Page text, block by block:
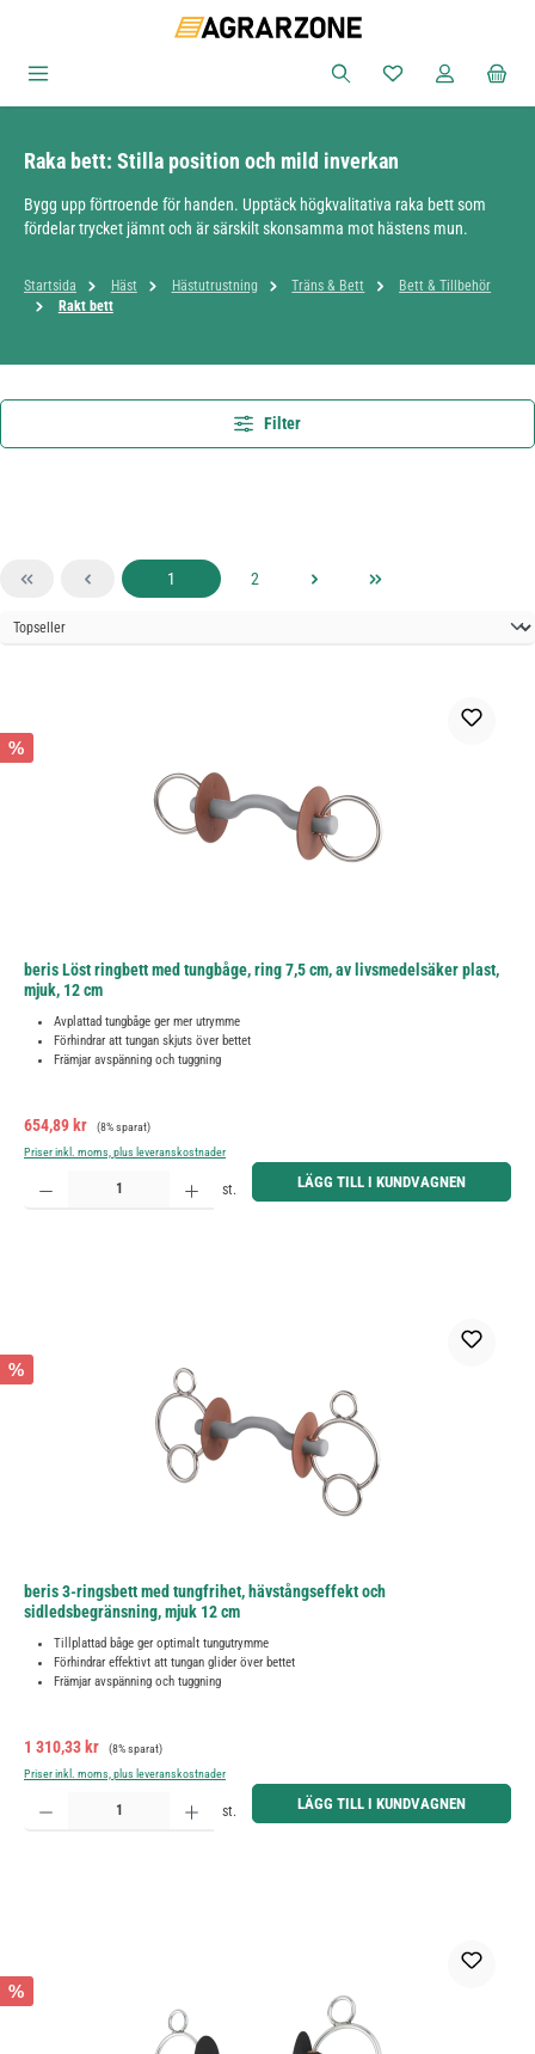
Du har 0 objekt i
Raka bett: Stilla position och mild inverkan
Bygg upp förtroende för handen. Upptäck högkvalitativa raka bett som
fördelar trycket jämnt och är särskilt skonsamma mot hästens mun.
Startsida Häst Hästutrustning Träns & Bett
Bett & Tillbehör
Rakt bett
Filter
Sida
1 Sida
2
%
beris Löst ringbett med tungbåge, ring 7,5 cm, av livsmedelsäker plast,
mjuk, 12 cm
Avplattad tungbåge ger mer utrymme
Förhindrar att tungan skjuts över bettet
Främjar avspänning och tuggning
Försäljningspris:
654,89 kr Ordinarie pris:
(8% sparat)
Priser inkl. moms, plus leveranskostnader
Produktkvantitet: Ange önskat belopp eller använd knapparna för att öka eller minska kvantiteten.
st. LÄGG TILL I KUNDVAGNEN
%
beris 3-ringsbett med tungfrihet, hävstångseffekt och
sidledsbegränsning, mjuk 12 cm
Tillplattad båge ger optimalt tungutrymme
Förhindrar effektivt att tungan glider över bettet
Främjar avspänning och tuggning
Försäljningspris:
1 310,33 kr Ordinarie pris:
(8% sparat)
Priser inkl. moms, plus leveranskostnader
Produktkvantitet: Ange önskat belopp eller använd knapparna för att öka eller minska kvantiteten.
st. LÄGG TILL I KUNDVAGNEN
%